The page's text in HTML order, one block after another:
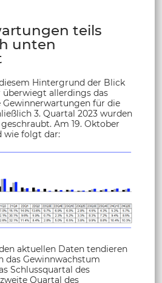
teils
unten
Hintergrund der Blick
überwiegt allerdings das
Gewinnerwartungen für die
3. Quartal 2023 wurden
Am 19. Oktober
wie folgt dar:
aktuellen Daten tendieren
das Gewinnwachstum
Schlussquartal des
Quartal des